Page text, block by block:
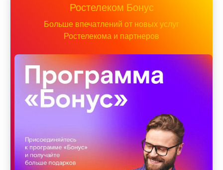
Ростелеком Бонус
Больше впечатлений от новых услуг
Ростелекома и партнеров